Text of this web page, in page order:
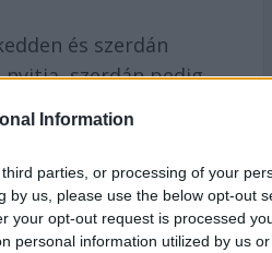
Information
parties, or processing of your
by us, please use the below opt-out
your opt-out request is processed
personal information utilized by us
és szerdán
szerdán pedig
a kormányfői
alapítványok